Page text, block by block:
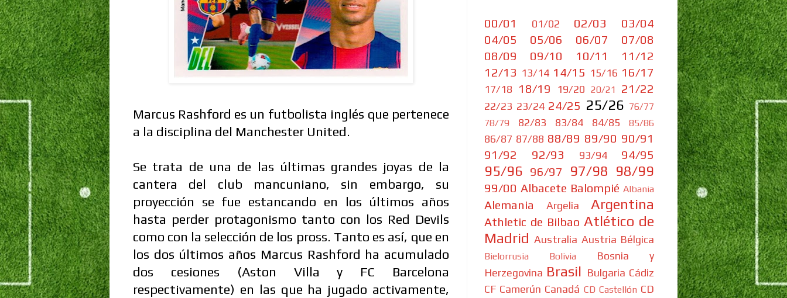
Marcus Rashford es un futbolista inglés que pertenece
a la disciplina del Manchester United.
Se trata de una de las últimas grandes joyas de la
cantera del club mancuniano, sin embargo, su
proyección se fue estancando en los últimos años
hasta perder protagonismo tanto con los Red Devils
como con la selección de los pross. Tanto es así, que en
los dos últimos años Marcus Rashford ha acumulado
dos cesiones (Aston Villa y FC Barcelona
respectivamente) en las que ha jugado activamente,
00/01 01/02 02/03
03/04
04/05
05/06 06/07
07/08
08/09
09/10 10/11
11/12
12/13 13/14 14/15 15/16 16/17
17/18 18/19 19/20 20/21 21/22
22/23 23/24 24/25 25/26 76/77
78/79
82/83 83/84 84/85 85/86
86/87 87/88 88/89 89/90 90/91
91/92
92/93 93/94 94/95
95/96 96/97 97/98 98/99
99/00 Albacete Balompié Albania
Alemania Argelia Argentina
Athletic de Bilbao Atlético de
Madrid Australia Austria Bélgica
Bielorrusia Bolivia
Bosnia y
Herzegovina Brasil Bulgaria Cádiz
CF Camerún Canadá CD Castellón CD